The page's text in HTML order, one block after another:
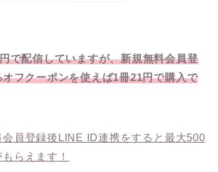
で配信していますが、新規無料会員登
フクーポンを使えば1冊21円で購入で
会員登録後LINE ID連携をすると最大500
らえます！